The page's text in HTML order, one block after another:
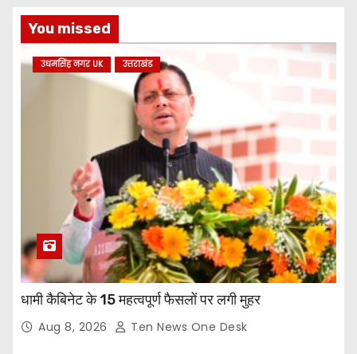
You missed
उधमसिंह नगर UK उत्तराखंड
धामी कैबिनेट के 15 महत्वपूर्ण फैसलों पर लगी मुहर
Aug 8, 2026 Ten News One Desk